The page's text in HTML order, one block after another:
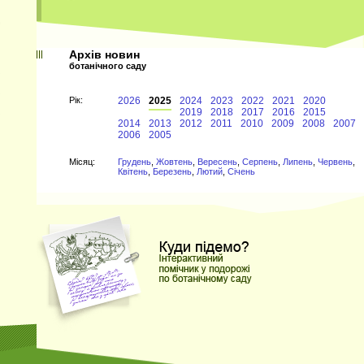
Архів новин
ботанічного саду
Рiк: 2026 2025 2024 2023 2022 2021
2020
2019
2018 2017 2016
2015
2014
2013 2012 2011 2010 2009 2008
2007
2006
2005
Мiсяц: Грудень Жовтень Вересень Серпень Липень Червень
Квітень Березень Лютий Січень